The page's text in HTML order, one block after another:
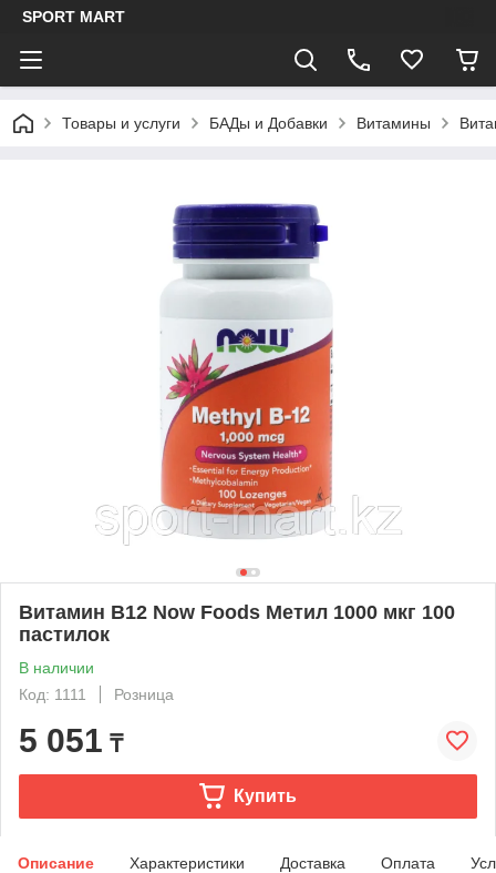
SPORT MART
Товары и услуги БАДы и Добавки Витамины
Витамин B12 Now Foods Метил 1000 мкг 100
пастилок
В наличии
Код: 1111
Розница
5 051 ₸
Купить
Описание Характеристики Доставка Оплата